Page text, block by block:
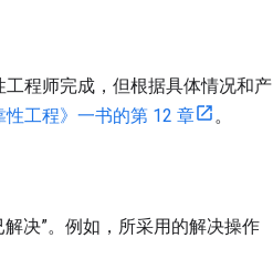
程师完成，但根据具体情况和产
性工程》一书的第 12 章 。
决”。 例如，所采用的解决操作